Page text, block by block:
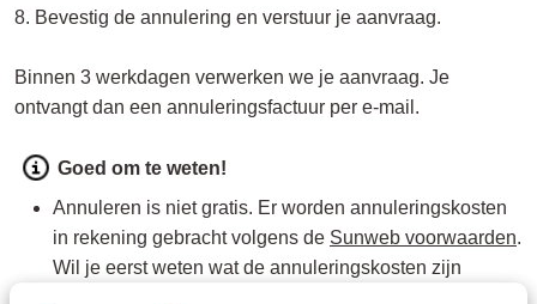
8. Bevestig de annulering en verstuur je aanvraag.
Binnen 3 werkdagen verwerken we je aanvraag. Je
ontvangt dan een annuleringsfactuur per e-mail.
Goed om te weten!
Annuleren is niet gratis. Er worden annuleringskosten
in rekening gebracht volgens de Sunweb voorwaarden.
Wil je eerst weten wat de annuleringskosten zijn